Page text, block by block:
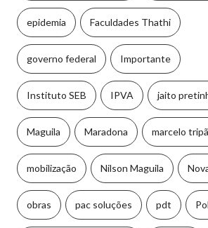
epidemia Faculdades Thathi
governo federal Importante
Instituto SEB IPVA jaito
Maguila Maradona marcelo
mobilização Nilson Maguila
obras pac soluções pdt